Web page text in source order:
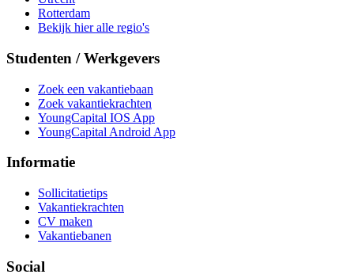
Rotterdam
Bekijk hier alle regio's
Studenten / Werkgevers
Zoek een vakantiebaan
Zoek vakantiekrachten
YoungCapital IOS App
YoungCapital Android App
Informatie
Sollicitatietips
Vakantiekrachten
CV maken
Vakantiebanen
Social